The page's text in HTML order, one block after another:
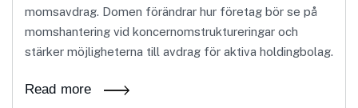
momsavdrag. Domen förändrar hur företag bör se på
momshantering vid koncernomstruktureringar och
stärker möjligheterna till avdrag för aktiva holdingbolag.
Read more